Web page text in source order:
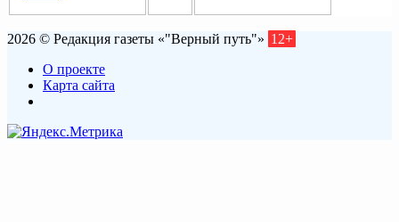
2026 © Редакция газеты «"Верный путь"» 12+
О проекте
Карта сайта